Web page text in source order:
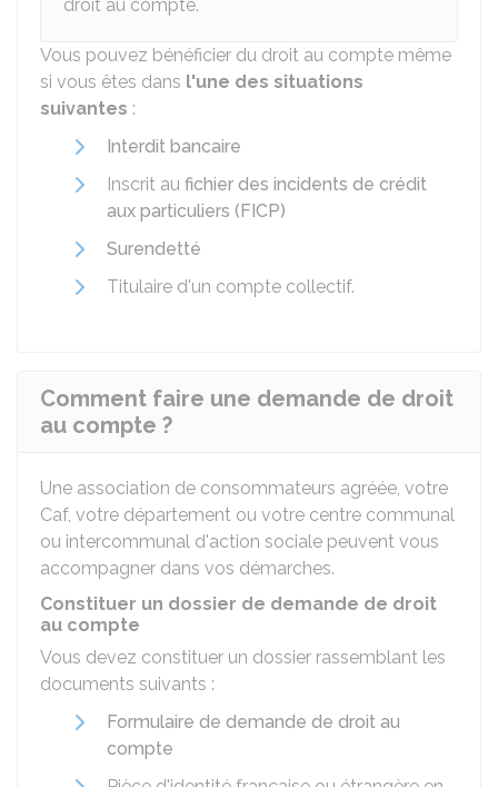
droit au compte.
Vous pouvez bénéficier du droit au compte même
si vous êtes dans l'une des situations
suivantes :
Interdit bancaire
Inscrit au fichier des incidents de crédit
aux particuliers (FICP)
Surendetté
Titulaire d'un compte collectif.
Comment faire une demande de droit
au compte ?
Une association de consommateurs agréée, votre
Caf, votre département ou votre centre communal
ou intercommunal d'action sociale peuvent vous
accompagner dans vos démarches.
Constituer un dossier de demande de droit
au compte
Vous devez constituer un dossier rassemblant les
documents suivants :
Formulaire de demande de droit au
compte